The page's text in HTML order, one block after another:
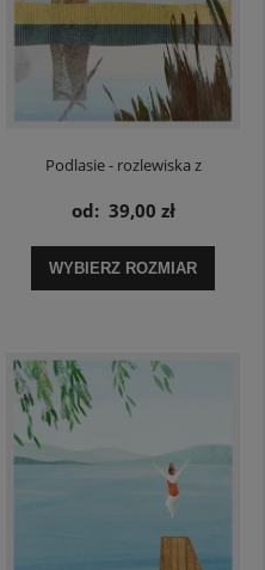
Podlasie - rozlewiska z
wiatrakiem - plakat
od: 39,00 zł
WYBIERZ ROZMIAR